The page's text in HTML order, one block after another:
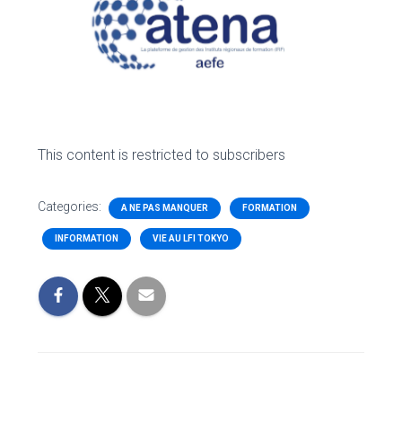
This content is restricted to subscribers
Categories: A NE PAS MANQUER FORMATION
INFORMATION VIE AU LFI TOKYO